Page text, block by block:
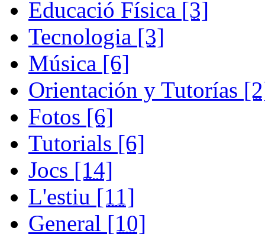
Educació Física [3]
Tecnologia [3]
Música [6]
Orientación y Tutorías
Fotos [6]
Tutorials [6]
Jocs [14]
L'estiu [11]
General [10]